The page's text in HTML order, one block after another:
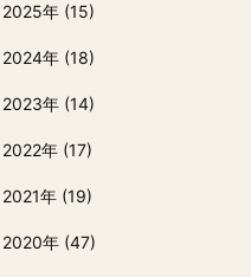
2025年 (15)
2024年 (18)
2023年 (14)
2022年 (17)
2021年 (19)
2020年 (47)